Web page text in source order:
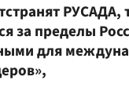
за пределы
для